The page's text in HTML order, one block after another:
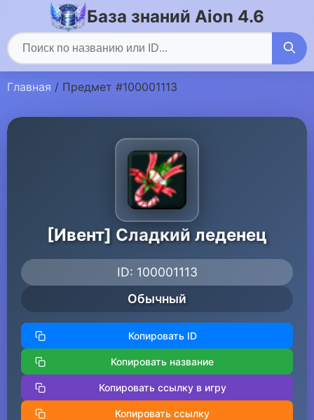
База знаний Aion 4.6
Главная / Предмет #100001113
[Ивент] Сладкий леденец
ID: 100001113
Обычный
Копировать ID
Копировать название
Копировать ссылку в игру
Копировать ссылку